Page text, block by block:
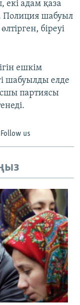
адам қаза
Полиция шабуыл
біреуі
ешкім
шабуылды елде
партиясы
Follow us